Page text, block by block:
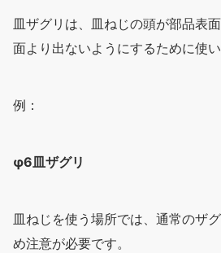
皿ザグリは、皿ねじの頭が部品表
面より出ないようにするために使い
例：
φ6皿ザグリ
皿ねじを使う場所では、通常のザ
め注意が必要です。